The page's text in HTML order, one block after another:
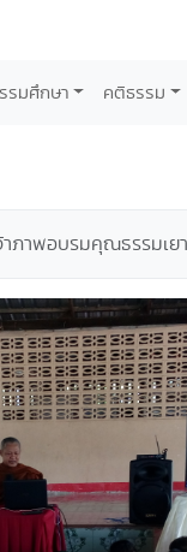
รมศึกษา คติธรรม
ภาพอบรมคุณธรรมเย